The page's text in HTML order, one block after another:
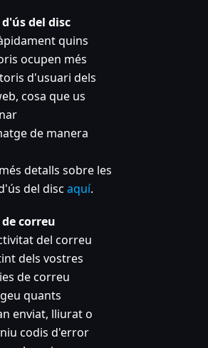
del disc
quins
ocupen més
d'usuari dels
cosa que us
de manera
detalls sobre les
del disc aquí.
correu
del correu
dels vostres
de correu
quants
enviat, lliurat o
codis d'error